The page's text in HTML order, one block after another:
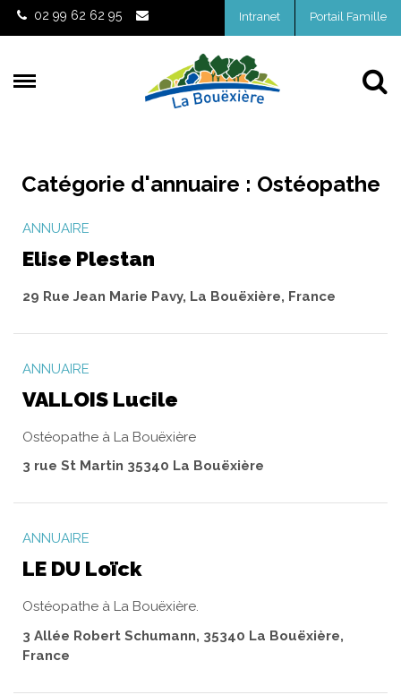
Gestion des traceurs
02 99 62 62 95 Intranet Portail Famille
Catégorie d'annuaire : Ostéopathe
ANNUAIRE
Elise Plestan
29 Rue Jean Marie Pavy, La Bouëxière, France
ANNUAIRE
VALLOIS Lucile
Ostéopathe à La Bouëxière
3 rue St Martin 35340 La Bouëxière
ANNUAIRE
LE DU Loïck
Ostéopathe à La Bouëxière.
3 Allée Robert Schumann, 35340 La Bouëxière,
France